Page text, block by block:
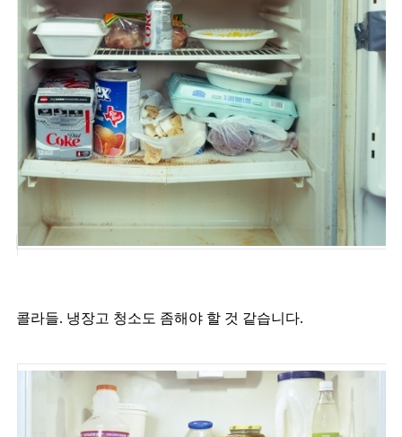
콜라들. 냉장고 청소도 좀해야 할 것 같습니다.